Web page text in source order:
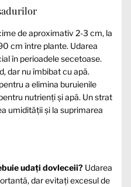
de aproximativ 2-3 cm, la
cm între plante. Udarea
în perioadele secetoase.
dar nu îmbibat cu apă.
a elimina buruienile
nutrienți și apă. Un strat
umidității și la suprimarea
udați dovleceii? Udarea
dar evitați excesul de